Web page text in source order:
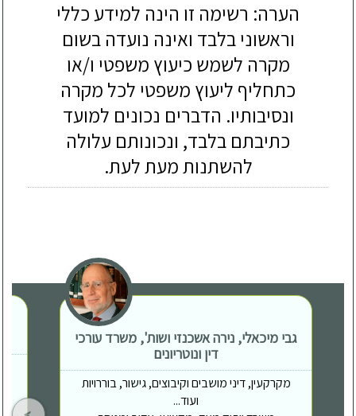
הערה: רשימה זו הינה למידע כללי
וראשוני בלבד ואינה נועדה בשום
מקרה לשמש כיעוץ משפטי ו/או
כתחליף ליעוץ משפטי לכל מקרה
ונסיבותיו. הדברים נכונים למועד
כתיבתם בלבד, ונכונותם עלולה
להשתנות מעת לעת.
גבי מיכאלי, נירה אשכנזי ושות', משרד עורכי
דין ונוטריונים
מקרקעין, דיני מושבים וקיבוצים, גישור, בוררויות
ועוד...